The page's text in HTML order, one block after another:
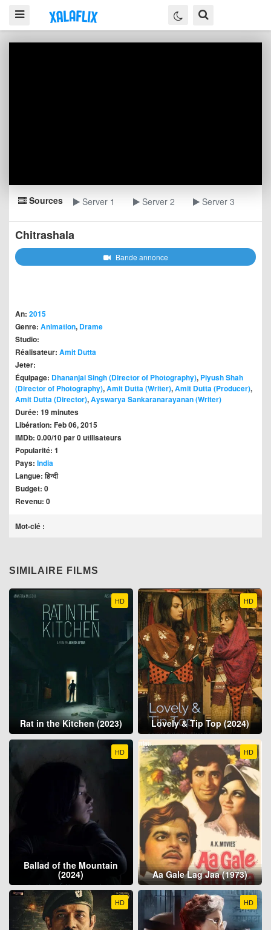
Sources Server 1 Server 2 Server 3
Chitrashala
Bande annonce
An: 2015
Genre: Animation, Drame
Studio:
Réalisateur: Amit Dutta
Jeter:
Équipage: Dhananjai Singh (Director of Photography), Piyush Shah
(Director of Photography),Amit Dutta (Writer),Amit Dutta (Producer),
Amit Dutta (Director),Ayswarya Sankaranarayanan (Writer)
Durée: 19 minutes
Libération: Feb 06, 2015
IMDb: 0.00/10 par 0 utilisateurs
Popularité: 1
Pays: India
Langue: हिन्दी
Budget: 0
Revenu: 0
Mot-clé :
SIMILAIRE FILMS
HD
Rat in the Kitchen (2023)
HD
Lovely & Tip Top (2024)
HD
Ballad of the Mountain
(2024)
HD
Aa Gale Lag Jaa (1973)
HD HD